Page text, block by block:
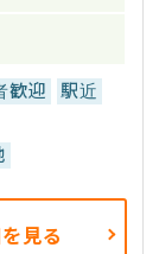
歓迎
駅近
見る